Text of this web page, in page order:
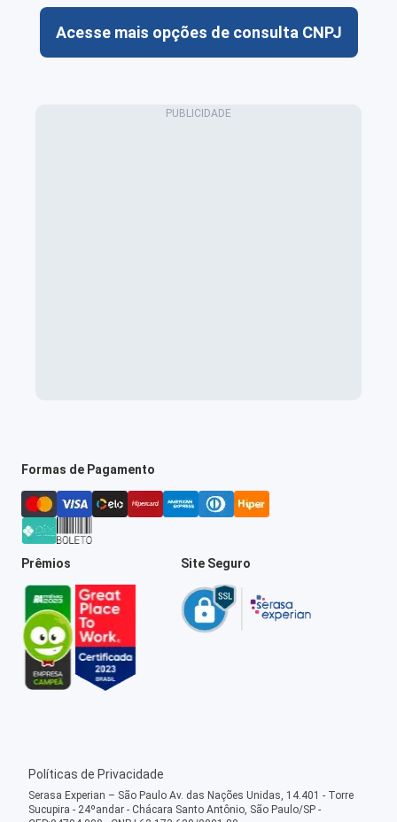
Acesse mais opções de consulta CNPJ
Formas de Pagamento
Prêmios Site Seguro
Políticas de Privacidade
Serasa Experian – São Paulo Av. das Nações Unidas, 14.401 - Torre
Sucupira - 24ºandar - Chácara Santo Antônio, São Paulo/SP -